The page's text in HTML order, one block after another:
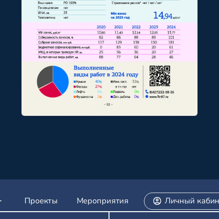
Проекты Мероприятия Личный